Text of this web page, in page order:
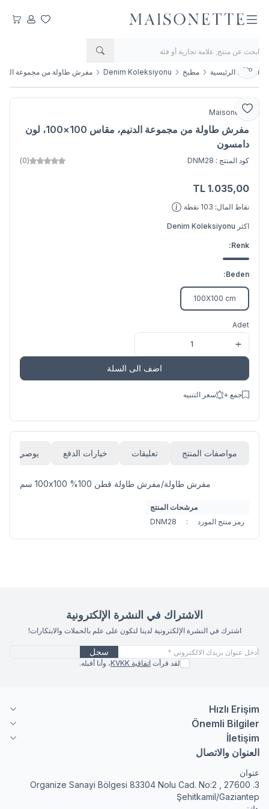
مفضلتيحسابيعربتي
الصفحة الرئيسية مطبخ Denim Koleksiyonu مفرش طاولة من مجموعة الدنيم، مقاس
أضف إلى المفضلة
يشارك
Maisonette
مفرش طاولة من مجموعة الدنيم، مقاس 100×100، لون
دامسون
كود المنتج : DNM28
(0)
1.035,00
نقاط المال: 103 نقطة
اكثر Denim Koleksiyonu
Renk:
Beden:
100X100 cm
Adet
اضف الى السلة
جمع + سعر التنبيه
مواصفات المنتج تعليقات خيارات الدفع يوصي
مفرش طاولة/مفرش طاولة قطن 100% 100x100 سم
مرشحات المنتج
رمز منتج المورد
:
DNM28
الاشتراك في النشرة الإلكترونية
اشترك في النشرة الإلكترونية لدينا لتكون على علم بالحملات والابتكارات!
سجل
لقد قرأت اتفاقية KVKK ، وأنا أقبله.
Hızlı Erişim
Önemli Bilgiler
İletişim
العنوان والاتصال
عنوان
3. Organize Sanayi Bölgesi 83304 Nolu Cad. No:2 , 27600
Şehitkamil/Gaziantep